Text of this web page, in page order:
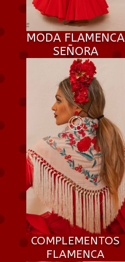
MODA FLAMENCA
SEÑORA
COMPLEMENTOS
FLAMENCA